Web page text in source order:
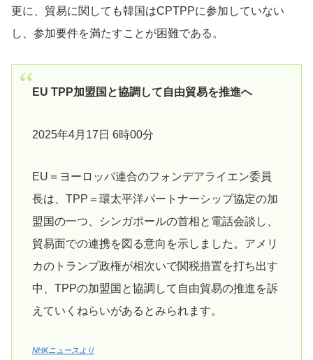
更に、貿易に関しても韓国はCPTPPに参加していない
し、参加要件を満たすことが困難である。
EU TPP加盟国と協調して自由貿易を推進へ
2025年4月17日 6時00分
EU＝ヨーロッパ連合のフォンデアライエン委員
長は、TPP＝環太平洋パートナーシップ協定の加
盟国の一つ、シンガポールの首相と電話会談し、
貿易面での連携を図る意向を示しました。アメリ
カのトランプ政権が相次いで関税措置を打ち出す
中、TPPの加盟国と協調して自由貿易の推進を訴
えていくねらいがあるとみられます。
NHKニュースより